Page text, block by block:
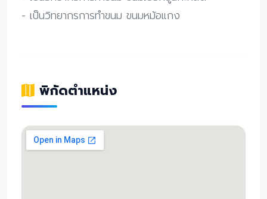
- เป็นวิทยากรการทำขนม ขนมหม้อแกง
พิกัดตำแหน่ง